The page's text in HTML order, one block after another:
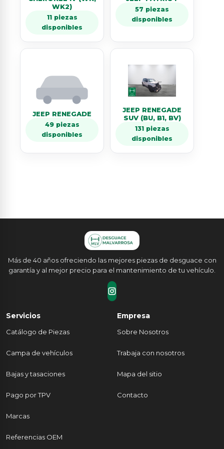
WK2)
11 piezas
disponibles
57 piezas
disponibles
JEEP RENEGADE
49 piezas
disponibles
JEEP RENEGADE
SUV (BU, B1, BV)
131 piezas
disponibles
Más de 40 años ofreciendo las mejores piezas de desguace con
garantía y al mejor precio para el mantenimiento de tu vehículo.
Servicios
Catálogo de Piezas
Campa de vehículos
Bajas y tasaciones
Pago por TPV
Marcas
Referencias OEM
Empresa
Sobre Nosotros
Trabaja con nosotros
Mapa del sitio
Contacto